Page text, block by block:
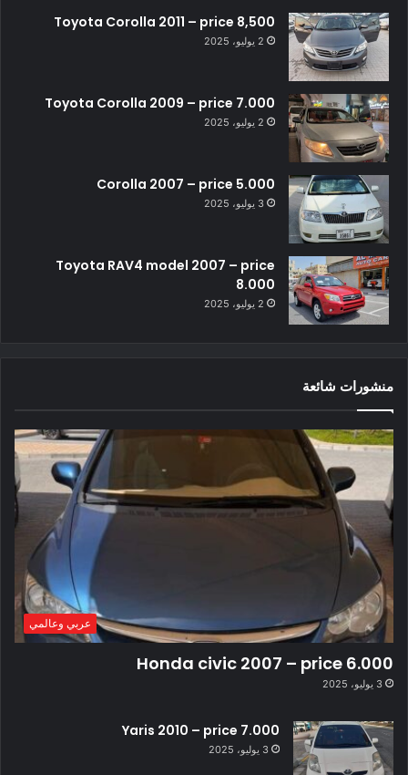
Toyota Corolla 2011 – price 8,500
2 يوليو، 2025
Toyota Corolla 2009 – price 7.000
2 يوليو، 2025
Corolla 2007 – price 5.000
3 يوليو، 2025
Toyota RAV4 model 2007 – price
8.000
2 يوليو، 2025
منشورات شائعة
عربي وعالمي
Honda civic 2007 – price 6.000
3 يوليو، 2025
Yaris 2010 – price 7.000
3 يوليو، 2025